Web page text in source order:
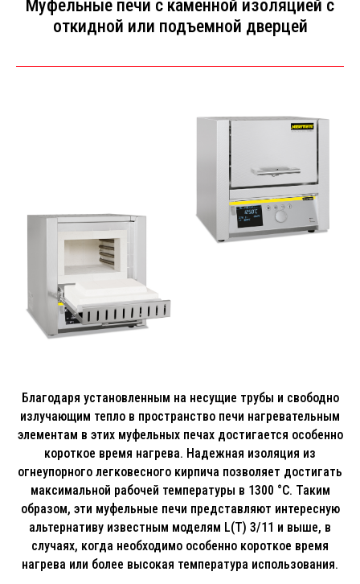
Муфельные печи с каменной изоляцией с
откидной или подъемной дверцей
Благодаря установленным на несущие трубы и свободно
излучающим тепло в пространство печи нагревательным
элементам в этих муфельных печах достигается особенно
короткое время нагрева. Надежная изоляция из
огнеупорного легковесного кирпича позволяет достигать
максимальной рабочей температуры в 1300 °C. Таким
образом, эти муфельные печи представляют интересную
альтернативу известным моделям L(T) 3/11 и выше, в
случаях, когда необходимо особенно короткое время
нагрева или более высокая температура использования.